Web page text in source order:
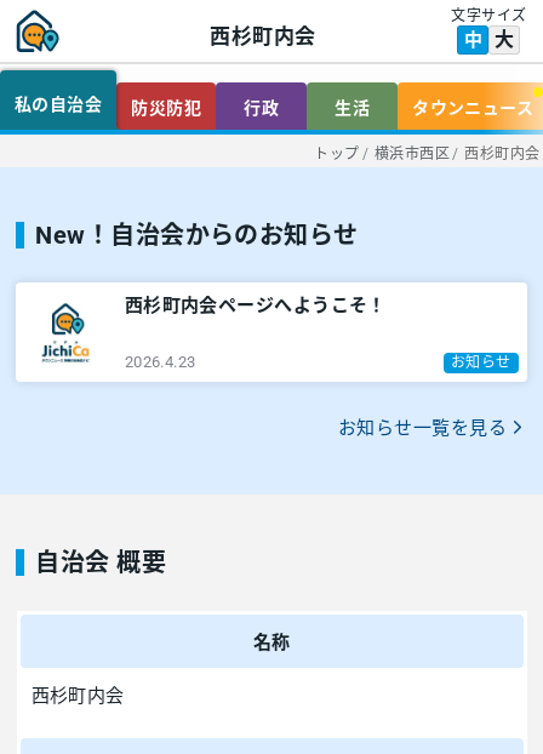
西杉町内会
文字サイズ
中 大
私の自治会 防災防犯 行政 生活 タウンニュース
トップ / 横浜市西区 / 西杉町内会
New！自治会からのお知らせ
西杉町内会ページへようこそ！
2026.4.23 お知らせ
お知らせ一覧を見る
自治会 概要
名称
西杉町内会